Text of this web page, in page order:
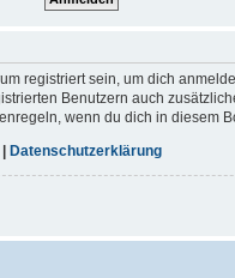
registriert sein, um dich
Benutzern auch
wenn du dich in diesem
Datenschutzerklärung